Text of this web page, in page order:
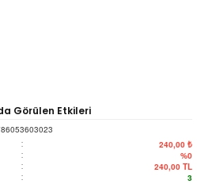
Görülen Etkileri
: 240,00 ₺
: %0
: 240,00 TL
: 3